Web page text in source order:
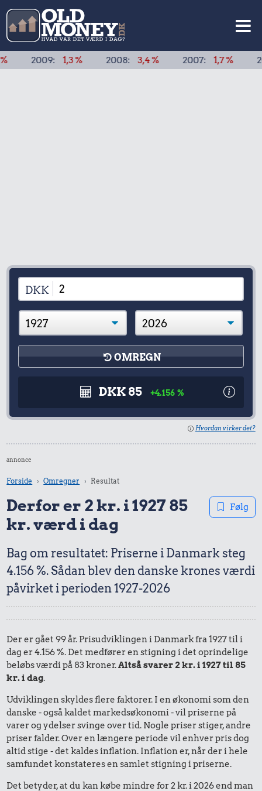
1,3 % 2008: 3,4 % 2007: 1,7 % 2006:
DKK
OMREGN
DKK 85 +4.156 %
Hvordan virker det?
annonce
Forside Omregner Resultat
Derfor er 2 kr. i 1927 85
kr. værd i dag
Følg
Bag om resultatet: Priserne i Danmark steg
4.156 %. Sådan blev den danske krones værdi
påvirket i perioden 1927-2026
Der er gået 99 år. Prisudviklingen i Danmark fra 1927 til i
dag er 4.156 %. Det medfører en stigning i det oprindelige
beløbs værdi på 83 kroner.Altså svarer 2 kr. i 1927 til 85
kr. i dag.
Udviklingen skyldes flere faktorer. I en økonomi som den
danske - også kaldet markedsøkonomi - vil priserne på
varer og ydelser svinge over tid. Nogle priser stiger, andre
priser falder. Over en længere periode vil enhver pris dog
altid stige - det kaldes inflation. Inflation er, når der i hele
samfundet konstateres en samlet stigning i priserne.
Det betyder, at du kan købe mindre for 2 kr. i 2026 end man